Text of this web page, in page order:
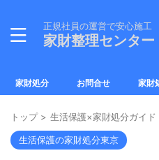
正規社員の運営で安心施工
家財整理センター
家財処分 お問合せ 家財
トップ > 生活保護×家財処分ガイド
生活保護の家財処分東京